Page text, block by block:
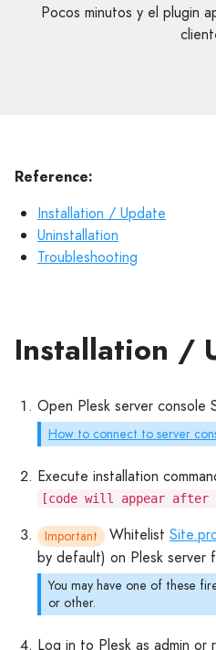
Pocos minutos y el plugin
Reference:
Installation / Update
Uninstallation
Troubleshooting
Installation /
Open Plesk server console
How to connect to server
Execute installation
[code will appear after
Important Whitelist
by default) on Plesk server
You may have one of these
or other.
Log in to Plesk as admin or